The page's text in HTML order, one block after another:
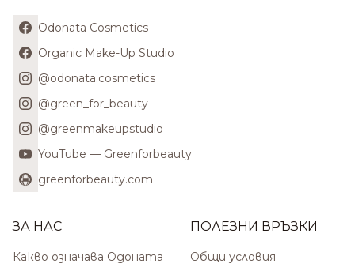
Odonata Cosmetics
Organic Make-Up Studio
@odonata.cosmetics
@green_for_beauty
@greenmakeupstudio
YouTube — Greenforbeauty
greenforbeauty.com
ЗА НАС
Какво означава Одоната
ПОЛЕЗНИ ВРЪЗКИ
Общи условия